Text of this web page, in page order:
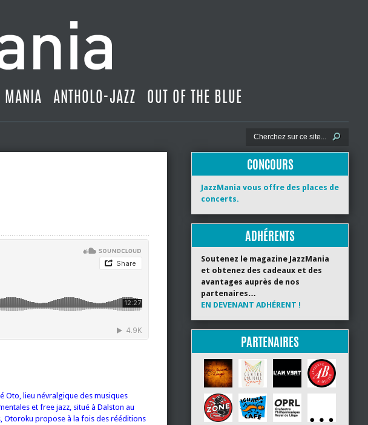
MANIA ANTHOLO-JAZZ OUT OF THE BLUE
Oto, lieu névralgique des musiques
et free jazz, situé à Dalston au
Otoroku propose à la fois des rééditions
CONCOURS
JazzMania vous offre des places de
concerts.
ADHÉRENTS
Soutenez le magazine JazzMania
et obtenez des cadeaux et des
avantages auprès de nos
partenaires…
EN DEVENANT ADHÉRENT !
PARTENAIRES